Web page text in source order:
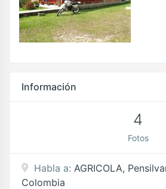
Información
4
Fotos
Habla a: AGRICOLA,
Colombia